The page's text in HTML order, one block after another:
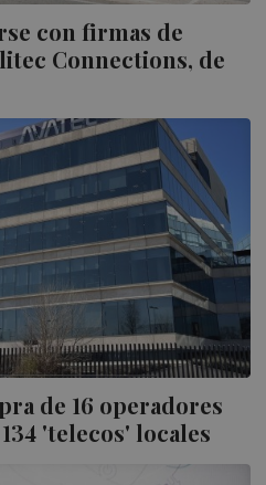
con firmas de
Connections, de
de 16 operadores
'telecos' locales